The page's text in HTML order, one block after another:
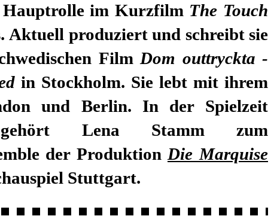
Hauptrolle im Kurzfilm The Touch
Aktuell produziert und schreibt sie
Film Dom outtryckta -
in Stockholm. Sie lebt mit ihrem
und Berlin. In der Spielzeit
gehört Lena Stamm zum
der Produktion Die Marquise
Stuttgart.